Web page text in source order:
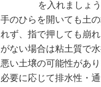
を入れましょう
手のひらを開いても土
れず、指で押しても崩
がない場合は粘土質で
悪い土壌の可能性があり
必要に応じて排水性・